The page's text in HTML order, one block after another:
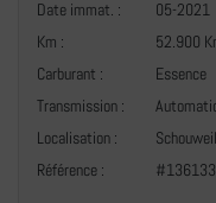
Date immat. :
05-2021
Km :
52.900
Carburant :
Essence
Transmission :
Localisation :
Référence :
#136133